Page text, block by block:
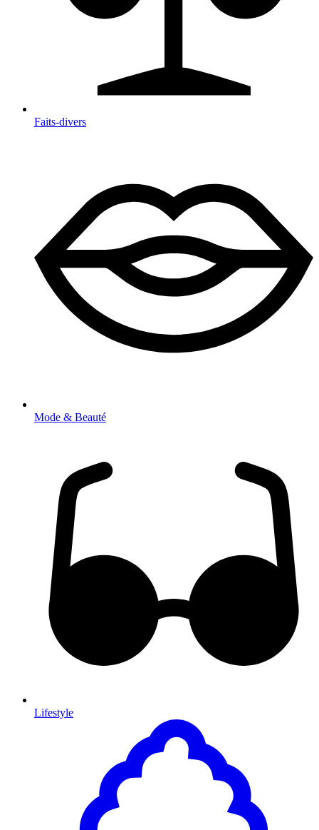
Faits-divers
Mode & Beauté
Lifestyle